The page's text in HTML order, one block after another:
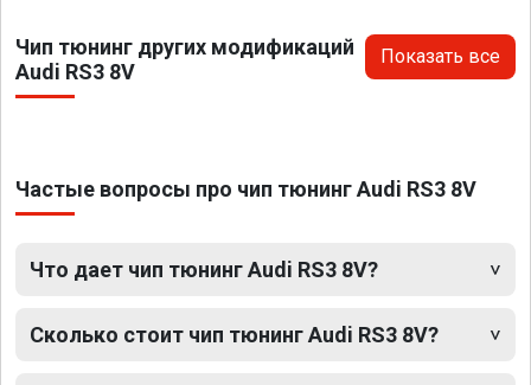
Чип тюнинг других модификаций
Audi RS3 8V
Показать все
Частые вопросы про чип тюнинг Audi RS3 8V
Что дает чип тюнинг Audi RS3 8V?
Сколько стоит чип тюнинг Audi RS3 8V?